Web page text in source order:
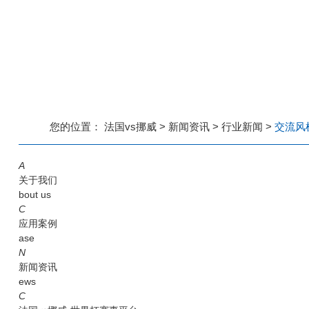
您的位置： 法国vs挪威> 新闻资讯> 行业新闻 > 交流风
A
关于我们
bout us
C
应用案例
ase
N
新闻资讯
ews
C